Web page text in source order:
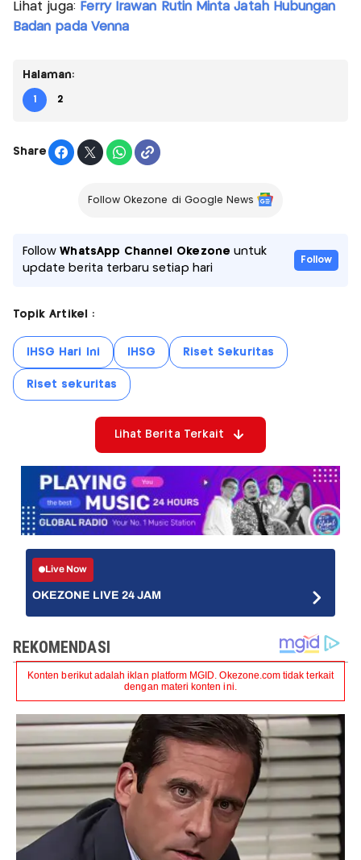
Lihat juga: Ferry Irawan Rutin Minta Jatah Hubungan
Badan pada Venna
Halaman:
1 2
Share
Follow Okezone di Google News
FollowWhatsApp Channel Okezone untuk
update berita terbaru setiap hari
Follow
Topik Artikel :
IHSG Hari Ini IHSG Riset Sekuritas
Riset sekuritas
Lihat Berita Terkait
Live Now
OKEZONE LIVE 24 JAM